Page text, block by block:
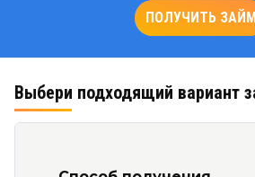
ПОЛУЧИТЬ
Выбери подходящий вариант